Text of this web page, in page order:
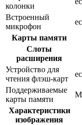
колонки
Встроенный
микрофон
Карты памяти
Слоты
расширения
Устройство для
чтения флэш-карт
Поддерживаемые
карты памяти
Характеристики
изображения